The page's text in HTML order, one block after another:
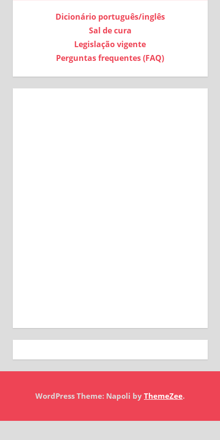
Dicionário português/inglês
Sal de cura
Legislação vigente
Perguntas frequentes (FAQ)
WordPress Theme: Napoli by ThemeZee.